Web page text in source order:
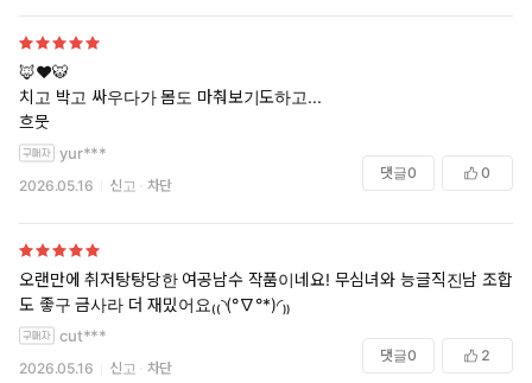
🦊❤️🐯
치고 박고 싸우다가 몸도 마춰보기도하고...
흐뭇
yur***
2026.05.16 신고 차단
댓글0 0
오랜만에 취저탕탕당한 여공남수 작품이네요! 무심녀와 능글직진남 조합
도 좋구 금사라 더 재밌어요₍₍◝(°∇°*)◜₎₎
cut***
2026.05.16 신고 차단
댓글0 2